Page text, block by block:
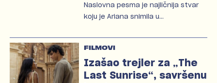
Naslovna pesma je najličnija stvar
koju je Ariana snimila u…
FILMOVI
Izašao trejler za „The
Last Sunrise“, savršenu